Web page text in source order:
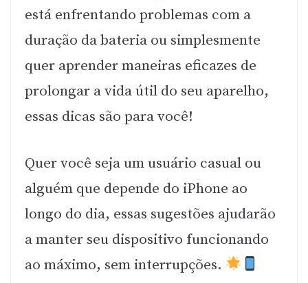
está enfrentando problemas com a
duração da bateria ou simplesmente
quer aprender maneiras eficazes de
prolongar a vida útil do seu aparelho,
essas dicas são para você!
Quer você seja um usuário casual ou
alguém que depende do iPhone ao
longo do dia, essas sugestões ajudarão
a manter seu dispositivo funcionando
ao máximo, sem interrupções.